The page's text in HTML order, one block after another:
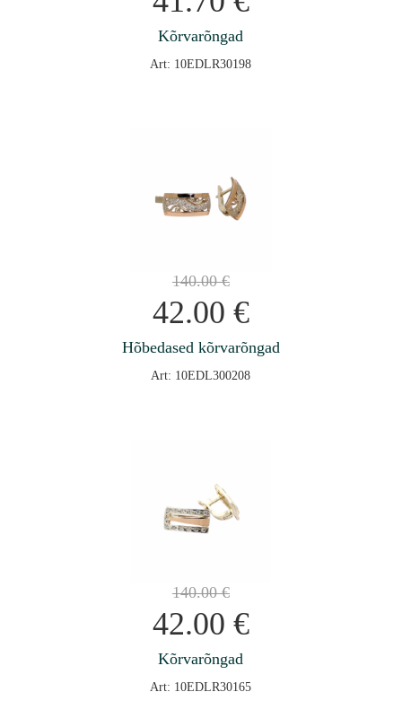
Kõrvarõngad
Art: 10EDLR30198
140.00€
42.00 €
Hõbedased kõrvarõngad
Art: 10EDL300208
140.00€
42.00 €
Kõrvarõngad
Art: 10EDLR30165